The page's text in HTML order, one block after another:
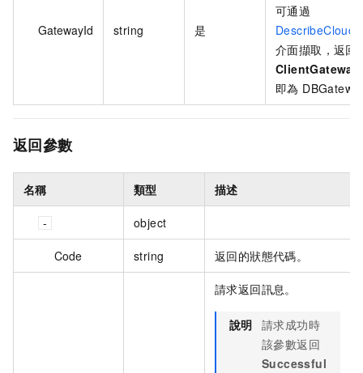
GatewayId string 是
可通過
介面擷取，返回
即為
返回參數
名稱 類型 描述
object
Code string 返回的狀態代碼。
請求返回訊息。
說明 請求成功時
該參數返回
Successful